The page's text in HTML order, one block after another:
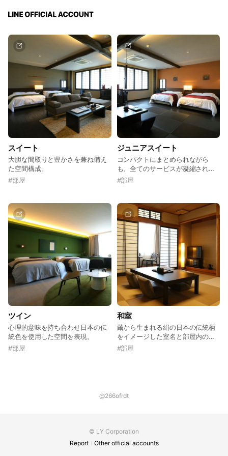
スイート
大胆な間取りと豊かさを兼ね備え
た空間構成。
#部屋
ジュニアスイート
コンパクトにまとめられながら
も、全てのサービスが凝縮されて
いる場所。
#部屋
ツイン
心理的意味を持ち合わせ日本の伝
統色を使用した空間を表現。
#部屋
和室
繭から生まれる絹の日本の伝統柄
をイメージした室名と部屋内のア
クセントが共鳴する空間。
#部屋
@266ofrdt
© LY Corporation
Report
Other official accounts